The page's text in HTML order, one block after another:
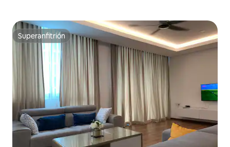
Superanfitrión
Superanfitrión